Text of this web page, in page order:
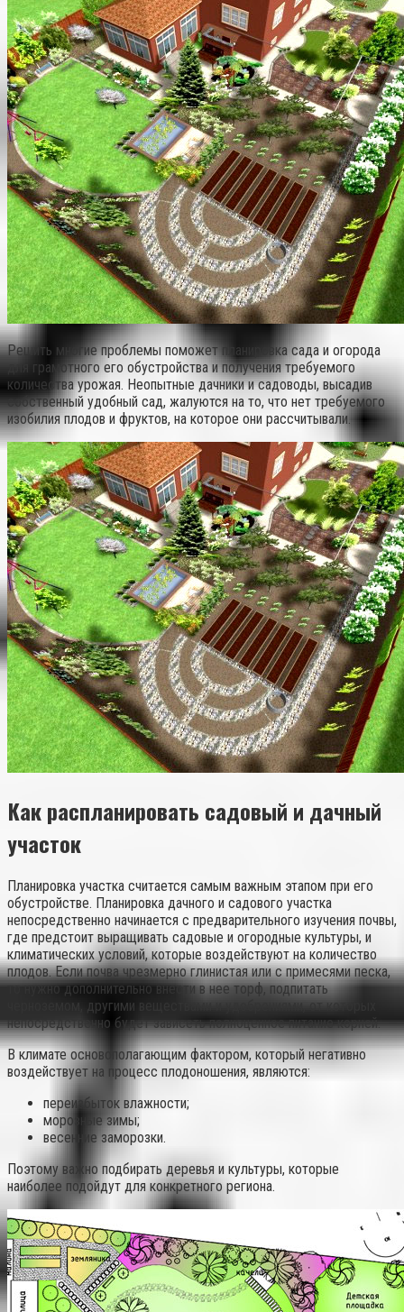
Решить многие проблемы поможет планировка сада и огорода
для грамотного его обустройства и получения требуемого
количества урожая. Неопытные дачники и садоводы, высадив
собственный удобный сад, жалуются на то, что нет требуемого
изобилия плодов и фруктов, на которое они рассчитывали.
Как распланировать садовый и дачный
участок
Планировка участка считается самым важным этапом при его
обустройстве. Планировка дачного и садового участка
непосредственно начинается с предварительного изучения почвы,
где предстоит выращивать садовые и огородные культуры, и
климатических условий, которые воздействуют на количество
плодов. Если почва чрезмерно глинистая или с примесями песка,
то нужно дополнительно внести в нее торф, подпитать
черноземом, другими веществами и удобрениями, от которых
непосредственно будет зависеть полноценное питание корней.
В климате основополагающим фактором, который негативно
воздействует на процесс плодоношения, являются:
переизбыток влажности;
морозные зимы;
весенние заморозки.
Поэтому важно подбирать деревья и культуры, которые
наиболее подойдут для конкретного региона.